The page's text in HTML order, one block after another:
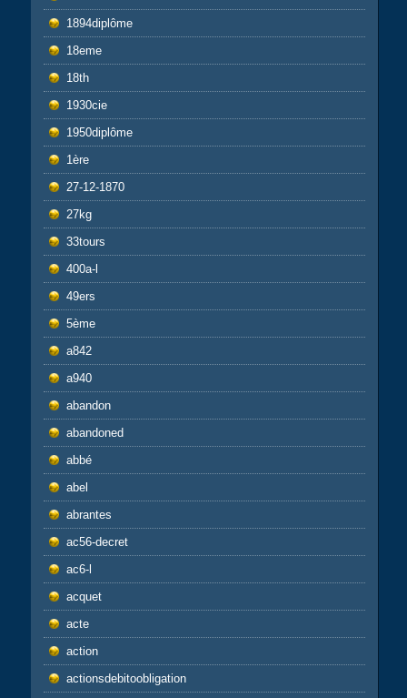
1894diplôme
18eme
18th
1930cie
1950diplôme
1ère
27-12-1870
27kg
33tours
400a-l
49ers
5ème
a842
a940
abandon
abandoned
abbé
abel
abrantes
ac56-decret
ac6-l
acquet
acte
action
actionsdebitoobligation